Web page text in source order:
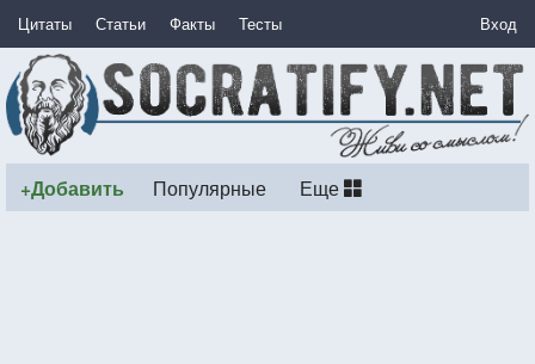
Цитаты Статьи Факты Тесты Вход
+Добавить Популярные Еще